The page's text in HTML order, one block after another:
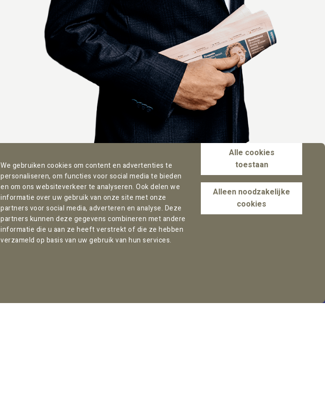
We gebruiken cookies om content en advertenties te
personaliseren, om functies voor social media te bieden
en om ons websiteverkeer te analyseren. Ook delen we
informatie over uw gebruik van onze site met onze
partners voor social media, adverteren en analyse. Deze
partners kunnen deze gegevens combineren met andere
informatie die u aan ze heeft verstrekt of die ze hebben
verzameld op basis van uw gebruik van hun services.
Alle cookies
toestaan
Alleen noodzakelijke
cookies
Nederland
Nederland